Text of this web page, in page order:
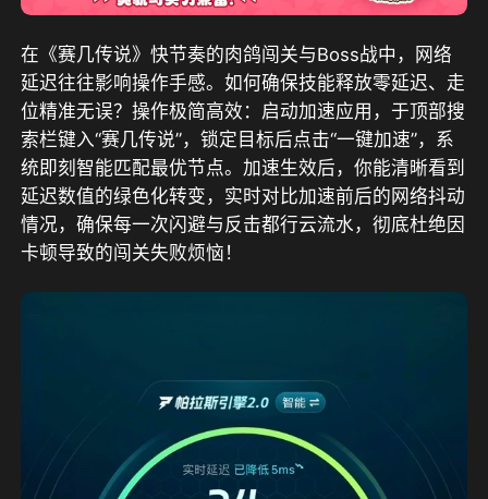
在《赛几传说》快节奏的肉鸽闯关与Boss战中，网络
延迟往往影响操作手感。如何确保技能释放零延迟、走
位精准无误？操作极简高效：启动加速应用，于顶部搜
索栏键入“赛几传说”，锁定目标后点击“一键加速”，系
统即刻智能匹配最优节点。加速生效后，你能清晰看到
延迟数值的绿色化转变，实时对比加速前后的网络抖动
情况，确保每一次闪避与反击都行云流水，彻底杜绝因
卡顿导致的闯关失败烦恼！